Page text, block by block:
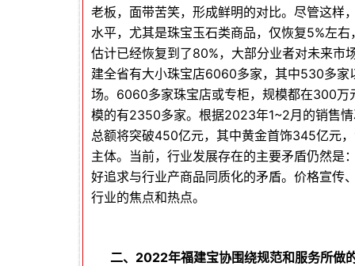
老板，面带苦笑，形成鲜明的对比。尽管这样
水平，尤其是珠宝玉石类商品，仅恢复5%左
估计已经恢复到了80%，大部分业者对未来市
建全省有大小珠宝店6060多家，其中530多家
场。6060多家珠宝店或专柜，规模都在300万
模的有2350多家。根据2023年1~2月的销售
总额将突破450亿元，其中黄金首饰345亿元
主体。当前，行业发展存在的主要矛盾仍然是
好追求与行业产商品同质化的矛盾。价格宣传
行业的焦点和热点。
二、2022年福建宝协围绕规范和服务所做